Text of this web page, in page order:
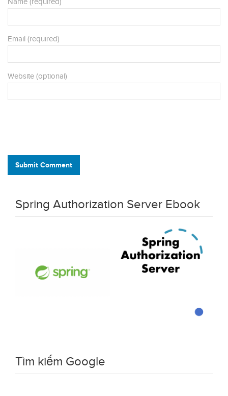
Email (required)
Website (optional)
Submit Comment
Spring Authorization Server Ebook
Tìm kiếm Google